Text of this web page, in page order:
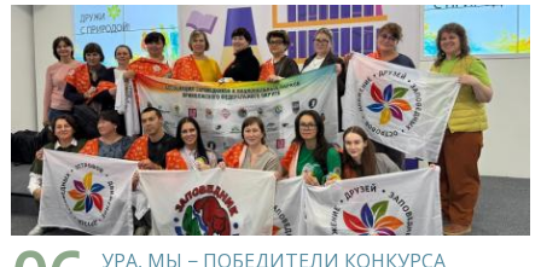
УРА, МЫ − ПОБЕДИТЕЛИ КОНКУРСА